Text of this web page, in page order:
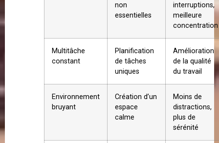
non
essentielles
interruptions,
meilleure
concentration
Multitâche
constant
Planification
de tâches
uniques
Amélioration
de la qualité
du travail
Environnement
bruyant
Création d’un
espace
calme
Moins de
distractions,
plus de
sérénité